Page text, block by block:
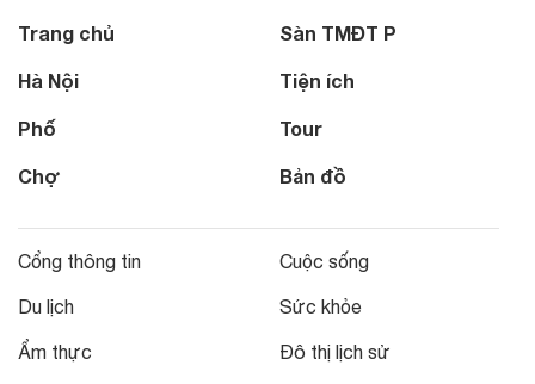
Trang chủ
Hà Nội
Phố
Chợ
Sàn TMĐT P
Tiện ích
Tour
Bản đồ
Cổng thông tin
Du lịch
Ẩm thực
Cuộc sống
Sức khỏe
Đô thị lịch sử